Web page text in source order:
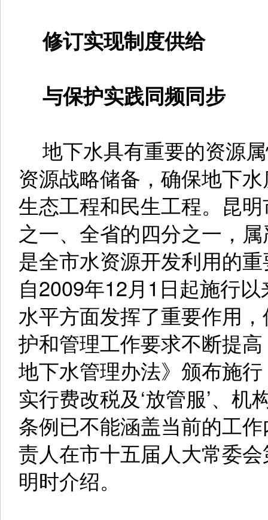
修订实现制度供给
与保护实践同频同步
地下水具有重要的资源
资源战略储备，确保地下
生态工程和民生工程。昆
之一、全省的四分之一，
是全市水资源开发利用的
自2009年12月1日起施行
水平方面发挥了重要作用
护和管理工作要求不断提
地下水管理办法》颁布施
实行费改税及‘放管服’、
条例已不能涵盖当前的工
责人在市十五届人大常委
明时介绍。